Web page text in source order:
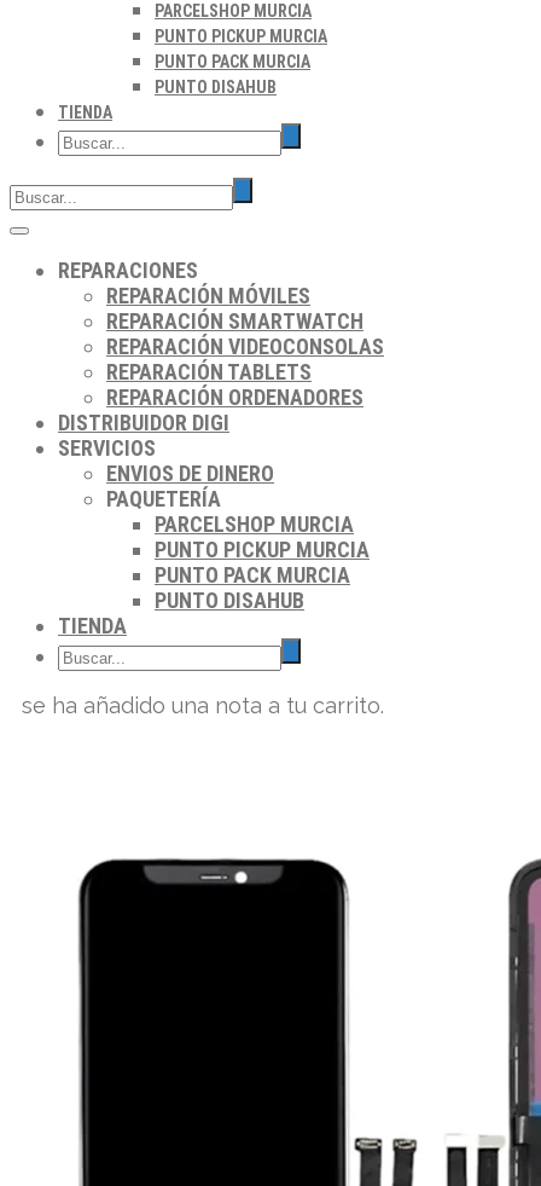
PARCELSHOP MURCIA
PUNTO PICKUP MURCIA
PUNTO PACK MURCIA
PUNTO DISAHUB
TIENDA
REPARACIONES
REPARACIÓN MÓVILES
REPARACIÓN SMARTWATCH
REPARACIÓN VIDEOCONSOLAS
REPARACIÓN TABLETS
REPARACIÓN ORDENADORES
DISTRIBUIDOR DIGI
SERVICIOS
ENVIOS DE DINERO
PAQUETERÍA
PARCELSHOP MURCIA
PUNTO PICKUP MURCIA
PUNTO PACK MURCIA
PUNTO DISAHUB
TIENDA
se ha añadido una nota a tu carrito.